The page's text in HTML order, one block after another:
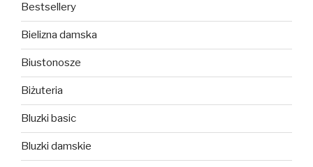
Bestsellery
Bielizna damska
Biustonosze
Biżuteria
Bluzki basic
Bluzki damskie